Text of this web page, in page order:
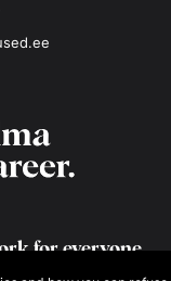
foreveryone.